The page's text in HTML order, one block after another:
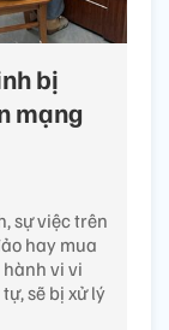
bị
mạng
sự việc trên
hay mua
vi vi
sẽ bị xử lý